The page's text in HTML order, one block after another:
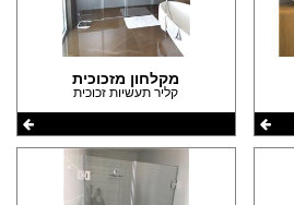
מקלחון מזכוכית
קליר תעשיות זכוכית